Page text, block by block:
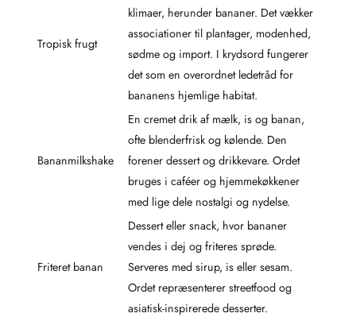
Tropisk frugt
klimaer, herunder bananer. Det vækker
associationer til plantager, modenhed,
sødme og import. I krydsord fungerer
det som en overordnet ledetråd for
bananens hjemlige habitat.
Bananmilkshake
En cremet drik af mælk, is og banan,
ofte blenderfrisk og kølende. Den
forener dessert og drikkevare. Ordet
bruges i caféer og hjemmekøkkener
med lige dele nostalgi og nydelse.
Friteret banan
Dessert eller snack, hvor bananer
vendes i dej og friteres sprøde.
Serveres med sirup, is eller sesam.
Ordet repræsenterer streetfood og
asiatisk-inspirerede desserter.